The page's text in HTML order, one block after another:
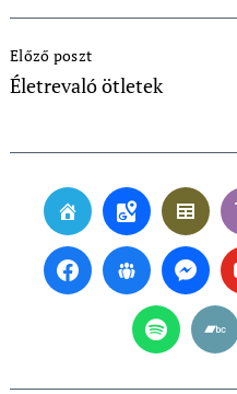
Navigation
Előző poszt
Életrevaló ötletek